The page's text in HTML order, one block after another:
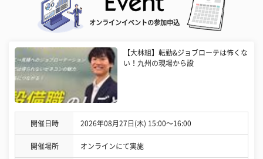
オンラインイベントの参加申込
【大林組】転勤&ジョブローテは怖くな
い！九州の現場から設
開催日時 2026年08月27日(木) 15:00〜16:00
開催場所 オンラインにて実施